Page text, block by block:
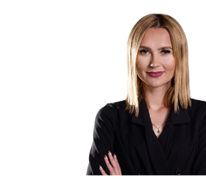
-Ściany, strop ocieplone styropianem 20 cm.
-Okna plastikowe z roletami zewnętrznymi.
-Dach wielospadowy z elegancką dachówką
-Centralne gazowe (piec kondensacyjny w
połączenie ogrzewania podłogowego i
-Duży, przestronny salon z wyjściem na
-Kuchnia w pełni wyposażona w sprzęt AGD.
-Dom posiada dwa osobne wejścia (frontowe i